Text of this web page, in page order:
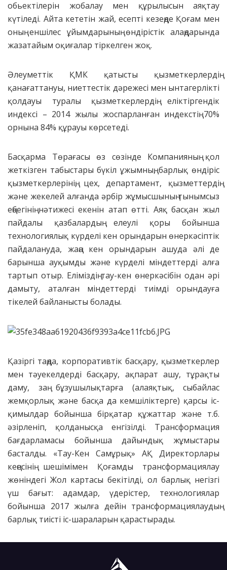
обьектілерін жобалау мен құрылысын аяқтау
күтіледі. Айта кететін жай, есепті кезеңде Қоғам мен
оның еншілес ұйымдарының өндірістік алаңдарында
жазатайым оқиғалар тіркелген жоқ.
Әлеуметтік ҚМК қатысты қызметкерлердің
қанағаттануы, ниеттестік дәрежесі мен ынтагерлікті
қолдауы туралы қызметкерлердің еліктіргендік
индексі – 2014 жылы жоспарланған индекстің 70%
орнына 84% құрауы көрсетеді.
Басқарма Төрағасы өз сөзінде Компанияның қол
жеткізген табыстары бүкіл ұжымның, барлық өндіріс
қызметкерлерінің, цех, департамент, қызметтердің
және жекелей алғанда әрбір жұмысшының тынымсыз
еңбегінің нәтижесі екенін атап өтті. Аяқ басқан жыл
пайдалы қазбалардың елеулі қоры бойынша
технологиялық күрделі кен орындарын өнеркәсіптік
пайдалануда, жаңа кен орындарын ашуда әлі де
барынша ауқымды және күрделі міндеттерді алға
тартып отыр. Еліміздің тау-кен өнеркәсібін одан әрі
дамыту, аталған міндеттерді тиімді орындауға
тікелей байланысты болады.
Қазіргі таңда, корпоративтік басқару, қызметкерлер
мен тәуекелдерді басқару, ақпарат ашу, тұрақты
даму, заң бұзушылықтарға (алаяқтық, сыбайлас
жемқорлық және басқа да кемшіліктерге) қарсы іс-
қимылдар бойынша бірқатар құжаттар және т.б.
әзірленіп, қолданысқа енгізілді. Трансформация
бағдарламасы бойынша дайындық жұмыстары
басталды. «Тау-Кен Самұрық» АҚ Директорлары
кеңесінің шешімімен Қоғамды трансформациялау
жөніндегі Жол картасы бекітілді, ол барлық негізгі
үш бағыт: адамдар, үдерістер, технологиялар
бойынша 2017 жылға дейін трансформациялаудың
барлық тиісті іс-шараларын қарастырады.